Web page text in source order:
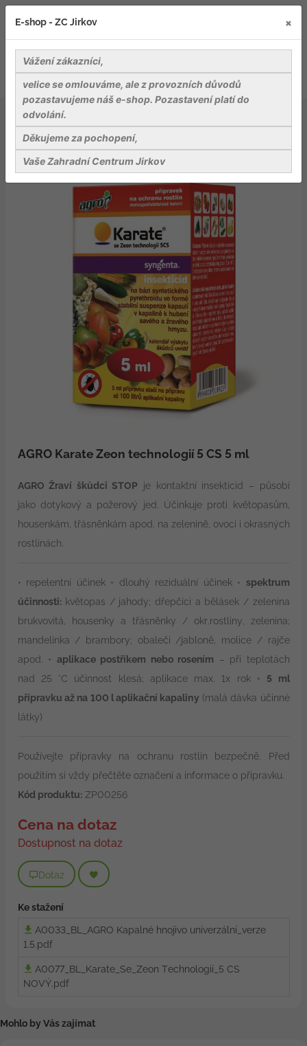
Záhradnické potřeby
AGRO Karate Zeon technologií 5 CS 5 ml
AGRO Karate Zeon technologií 5 CS 5 ml
AGRO Žraví škůdci STOP je kontaktní insekticid – působí
jako dotykový a požerový jed. Účinkuje proti květopasům,
housenkám, třásněnkám apod. na zelenině, ovoci i okrasných
rostlinách.
• repelentní účinek • dlouhý reziduální účinek • spektrum
účinnosti:květopas / jahody; dřepčíci a bělásek / zelenina
brukvovitá, housenky a třásněnky / okr.rostliny, zelenina;
mandelinka / brambory; obaleči /jabloně, molice / rajče
apod. • aplikace postřikem nebo rosením – při teplotách
nad 25 °C účinnost klesá; aplikace max. 1x rok • 5 ml
přípravku až na 100 l aplikační kapaliny (malá dávka účinné
látky)
Používejte přípravky na ochranu rostlin bezpečně. Před
použitím si vždy přečtěte označení a informace o přípravku.
Kód produktu:ZP00256
Cena na dotaz
Dostupnost na dotaz
Dotaz
Ke stažení
A0033_BL_AGRO Kapalné hnojivo univerzální_verze
1.5.pdf
A0077_BL_Karate_Se_Zeon Technologií_5 CS
NOVÝ.pdf
Mohlo by Vás zajímat
E-shop - ZC Jirkov ×
Vážení zákazníci,
velice se omlouváme, ale z provozních důvodů
pozastavujeme náš e-shop. Pozastavení platí do
odvolání.
Děkujeme za pochopení,
Vaše Zahradní Centrum Jirkov